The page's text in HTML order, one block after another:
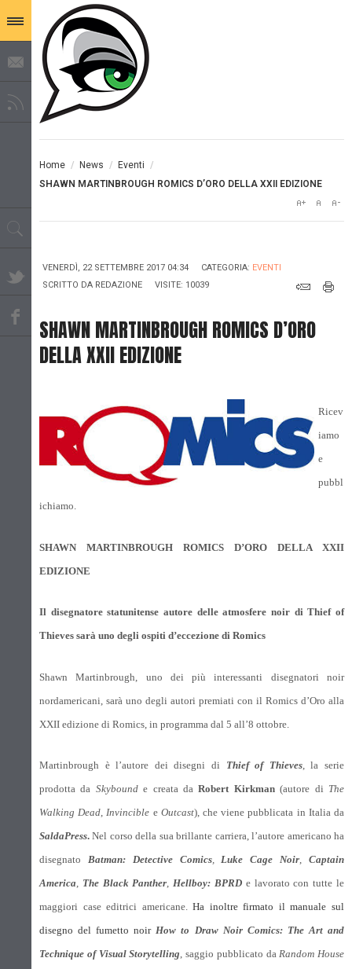
Home / News / Eventi /
SHAWN MARTINBROUGH ROMICS D’ORO DELLA XXII EDIZIONE
VENERDÌ, 22 SETTEMBRE 2017 04:34 CATEGORIA: EVENTI
SCRITTO DA REDAZIONE VISITE: 10039
SHAWN MARTINBROUGH ROMICS D’ORO
DELLA XXII EDIZIONE
Ricev
iamo
e
pubbl
ichiamo.
SHAWN MARTINBROUGH ROMICS D’ORO DELLA XXII
EDIZIONE
Il disegnatore statunitense autore delle atmosfere noir di Thief of
Thieves sarà uno degli ospiti d’eccezione di Romics
Shawn Martinbrough, uno dei più interessanti disegnatori noir
nordamericani, sarà uno degli autori premiati con il Romics d’Oro alla
XXII edizione di Romics, in programma dal 5 all’8 ottobre.
Martinbrough è l’autore dei disegni di Thief of Thieves, la serie
prodotta da Skybounde creata daRobert Kirkman(autore di The
Walking Dead,Invincible e Outcast), che viene pubblicata in Italia da
SaldaPress. Nel corso della sua brillante carriera, l’autore americano ha
disegnato Batman: Detective Comics,Luke Cage Noir,Captain
America, The Black Panther,Hellboy: BPRD e lavorato con tutte le
maggiori case editrici americane.Ha inoltre firmato il manuale sul
disegno del fumetto noir How to Draw Noir Comics: The Art and
Technique of Visual Storytelling, saggio pubblicato daRandom House